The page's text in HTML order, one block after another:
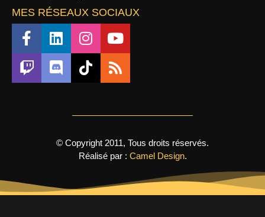
MES RÉSEAUX SOCIAUX
© Copyright 2011, Tous droits réservés.
Réalisé par : Camel Design.